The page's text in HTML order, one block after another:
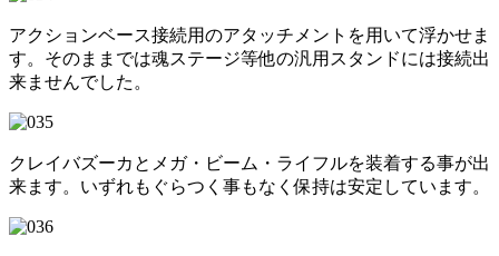
アクションベース接続用のアタッチメントを用いて浮かせま
す。そのままでは魂ステージ等他の汎用スタンドには接続出
来ませんでした。
クレイバズーカとメガ・ビーム・ライフルを装着する事が出
来ます。いずれもぐらつく事もなく保持は安定しています。